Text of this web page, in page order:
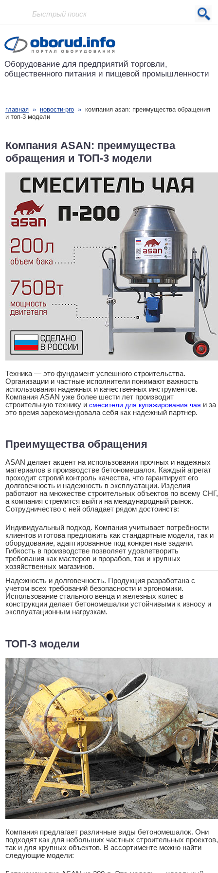
Проект основан в 2001 году
Оборудование для предприятий торговли,
общественного питания и пищевой промышленности
главная » новости-pro » компания asan: преимущества обращения
и топ-3 модели
Компания ASAN: преимущества
обращения и ТОП-3 модели
Техника — это фундамент успешного строительства.
Организации и частные исполнители понимают важность
использования надежных и качественных инструментов.
Компания ASAN уже более шести лет производит
строительную технику и смесители для купажирования чая и за
это время зарекомендовала себя как надежный партнер.
Преимущества обращения
ASAN делает акцент на использовании прочных и надежных
материалов в производстве бетономешалок. Каждый агрегат
проходит строгий контроль качества, что гарантирует его
долговечность и надежность в эксплуатации. Изделия
работают на множестве строительных объектов по всему СНГ,
а компания стремится выйти на международный рынок.
Сотрудничество с ней обладает рядом достоинств:
Индивидуальный подход. Компания учитывает потребности
клиентов и готова предложить как стандартные модели, так и
оборудование, адаптированное под конкретные задачи.
Гибкость в производстве позволяет удовлетворить
требования как мастеров и прорабов, так и крупных
хозяйственных магазинов.
Надежность и долговечность. Продукция разработана с
учетом всех требований безопасности и эргономики.
Использование стального венца и железных колес в
конструкции делает бетономешалки устойчивыми к износу и
эксплуатационным нагрузкам.
ТОП-3 модели
Компания предлагает различные виды бетономешалок. Они
подходят как для небольших частных строительных проектов,
так и для крупных объектов. В ассортименте можно найти
следующие модели: